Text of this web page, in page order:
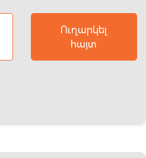
Ուղարկել
հայտ